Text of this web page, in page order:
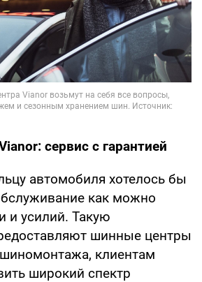
сервис с гарантией
автомобиля хотелось бы
как можно
и усилий. Такую
шинные центры
клиентам
широкий спектр